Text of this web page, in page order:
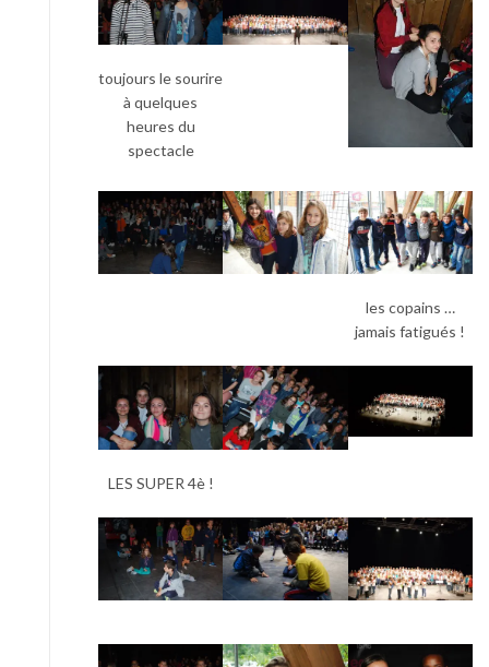
toujours le sourire
à quelques
heures du
spectacle
les copains …
jamais fatigués !
LES SUPER 4è !